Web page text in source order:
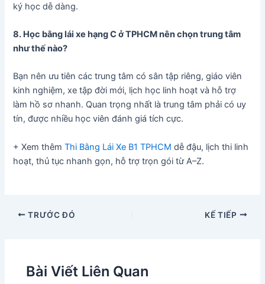
ký học dễ dàng.
8. Học bằng lái xe hạng C ở TPHCM nên chọn trung tâm
như thế nào?
Bạn nên ưu tiên các trung tâm có sân tập riêng, giáo viên
kinh nghiệm, xe tập đời mới, lịch học linh hoạt và hỗ trợ
làm hồ sơ nhanh. Quan trọng nhất là trung tâm phải có uy
tín, được nhiều học viên đánh giá tích cực.
+ Xem thêmThi Bằng Lái Xe B1 TPHCM dễ đậu, lịch thi linh
hoạt, thủ tục nhanh gọn, hỗ trợ trọn gói từ A–Z.
TRƯỚC ĐÓ KẾ TIẾP
Bài Viết Liên Quan